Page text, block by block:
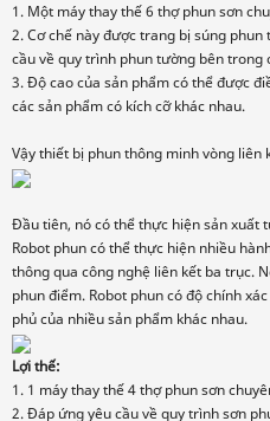
1. Một máy thay thế 6 thợ phun sơn
2. Cơ chế này được trang bị súng
cầu về quy trình phun tường bên trong
3. Độ cao của sản phẩm có thể được
các sản phẩm có kích cỡ khác nhau.
Vậy thiết bị phun thông minh vòng liên
Đầu tiên, nó có thể thực hiện sản xuất
Robot phun có thể thực hiện nhiều
thông qua công nghệ liên kết ba trục.
phun điểm. Robot phun có độ chính
phủ của nhiều sản phẩm khác nhau.
Lợi thế:
1. 1 máy thay thế 4 thợ phun sơn
2. Đáp ứng yêu cầu về quy trình sơn